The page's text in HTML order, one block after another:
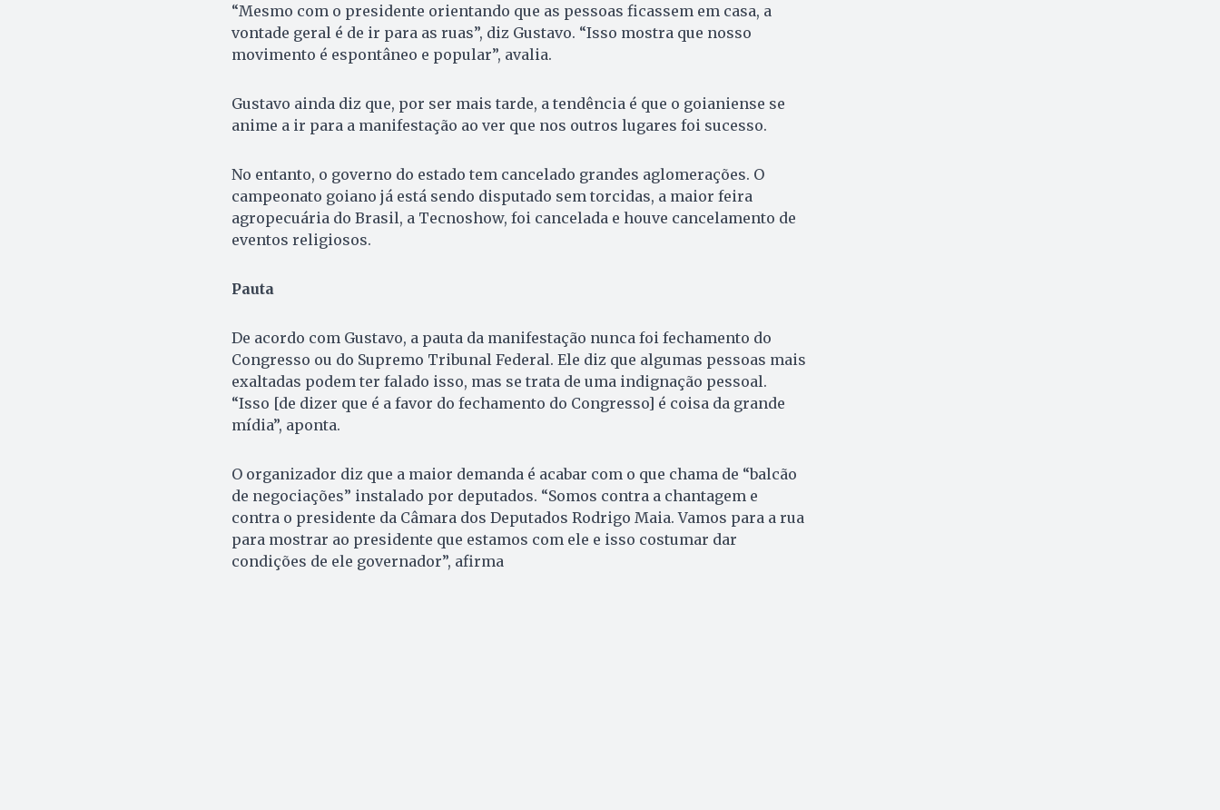
“Mesmo com o presidente orientando que as pessoas ficassem em casa, a
vontade geral é de ir para as ruas”, diz Gustavo. “Isso mostra que nosso
movimento é espontâneo e popular”, avalia.
Gustavo ainda diz que, por ser mais tarde, a tendência é que o goianiense se
anime a ir para a manifestação ao ver que nos outros lugares foi sucesso.
No entanto, o governo do estado tem cancelado grandes aglomerações. O
campeonato goiano já está sendo disputado sem torcidas, a maior feira
agropecuária do Brasil, a Tecnoshow, foi cancelada e houve cancelamento de
eventos religiosos.
Pauta
De acordo com Gustavo, a pauta da manifestação nunca foi fechamento do
Congresso ou do Supremo Tribunal Federal. Ele diz que algumas pessoas mais
exaltadas podem ter falado isso, mas se trata de uma indignação pessoal.
“Isso [de dizer que é a favor do fechamento do Congresso] é coisa da grande
mídia”, aponta.
O organizador diz que a maior demanda é acabar com o que chama de “balcão
de negociações” instalado por deputados. “Somos contra a chantagem e
contra o presidente da Câmara dos Deputados Rodrigo Maia. Vamos para a rua
para mostrar ao presidente que estamos com ele e isso costumar dar
condições de ele governador”, afirma